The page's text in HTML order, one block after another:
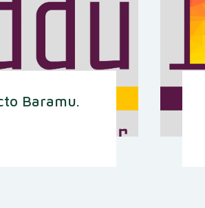
Baramu.